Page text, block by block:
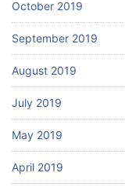
October 2019
September 2019
August 2019
July 2019
May 2019
April 2019